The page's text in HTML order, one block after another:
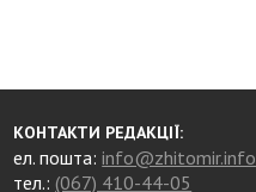
КОНТАКТИ РЕДАКЦІЇ:
ел. пошта:info@zhitomir.info
тел.: (067) 410-44-05